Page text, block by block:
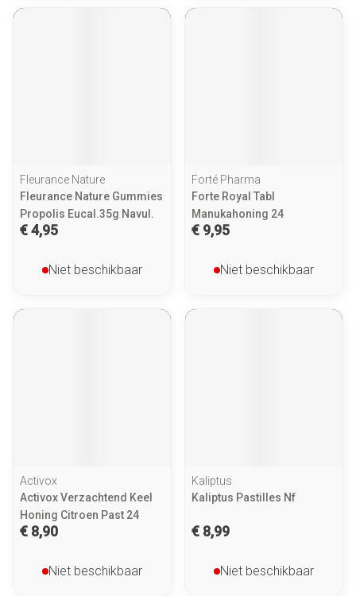
Fleurance Nature
Fleurance Nature Gummies
Propolis Eucal.35g Navul.
€ 4,95
Niet beschikbaar
Forté Pharma
Forte Royal Tabl
Manukahoning 24
€ 9,95
Niet beschikbaar
Activox
Activox Verzachtend Keel
Honing Citroen Past 24
€ 8,90
Niet beschikbaar
Kaliptus
Kaliptus Pastilles Nf
€ 8,99
Niet beschikbaar